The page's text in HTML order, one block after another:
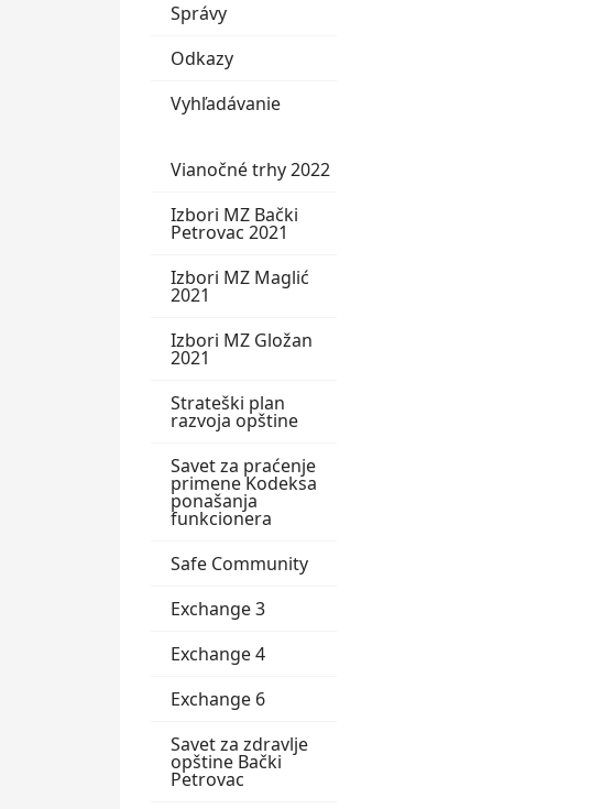
Správy
Odkazy
Vyhľadávanie
Vianočné trhy 2022
Izbori MZ Bački
Petrovac 2021
Izbori MZ Maglić
2021
Izbori MZ Gložan
2021
Strateški plan
razvoja opštine
Savet za praćenje
primene Kodeksa
ponašanja
funkcionera
Safe Community
Exchange 3
Exchange 4
Exchange 6
Savet za zdravlje
opštine Bački
Petrovac